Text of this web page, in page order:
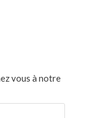
vous à notre